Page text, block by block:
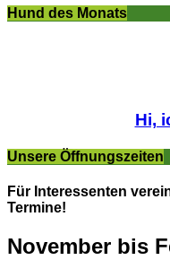
Hund des Monats
Hi,
Unsere Öffnungszeiten
Für Interessenten
Termine!
November bis